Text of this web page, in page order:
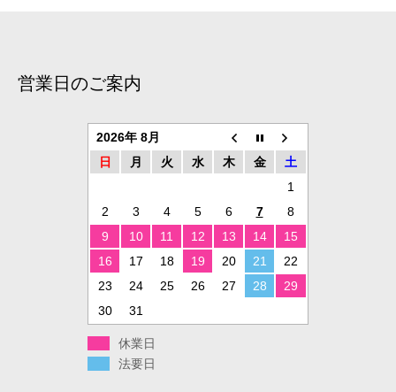
営業日のご案内
2026年 8月
日
月 火 水 木 金
土
1
2
3 4 5 6 7
8
9
10 11 12 13 14
15
16
17 18 19 20 21
22
23
24 25 26 27 28
29
30
31
休業日
法要日